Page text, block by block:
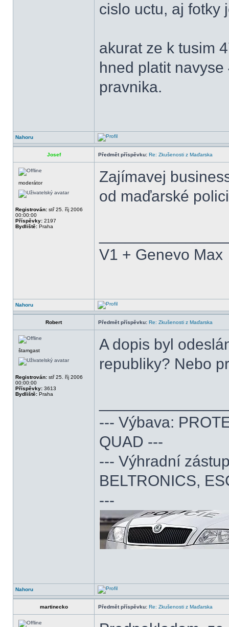
cislo uctu, aj fotky
akurat ze k tusim
hned platit
pravnika.
Nahoru
Josef Předmět příspěvku: Re: Zkušenosti z Maďarska
moderátor
Registrován: stř 25. říj 2006
00:00:00
Příspěvky: 2197
Bydliště: Praha
Zajímavej
od maďarské
V1 + Genevo Max
Nahoru
Robert Předmět příspěvku: Re: Zkušenosti z Maďarska
štamgast
Registrován: stř 25. říj 2006
00:00:00
Příspěvky: 3613
Bydliště: Praha
A dopis byl
republiky? Nebo
--- Výbava:
QUAD ---
--- Výhradní
BELTRONICS,
---
Nahoru
martinecko Předmět příspěvku: Re: Zkušenosti z Maďarska